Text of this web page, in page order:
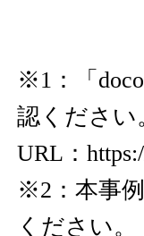
※1：「
認ください
URL：
※2：本事
ください。